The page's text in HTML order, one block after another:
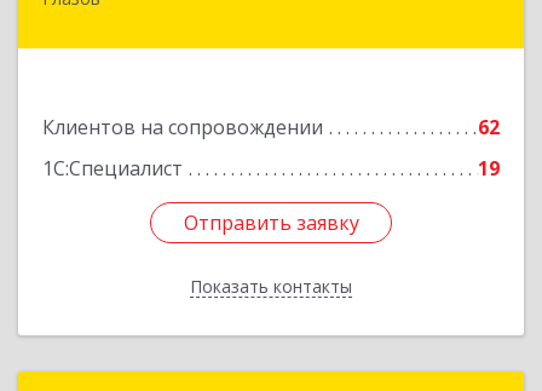
Клиентов на сопровождении
62
1С:Специалист
19
Отправить заявку
Показать контакты
Отправить заявку
Назад